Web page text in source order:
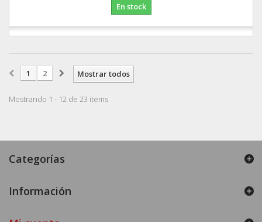
En stock
Mostrar todos
1 2
Mostrando 1 - 12 de 23 items
Categorías
Información